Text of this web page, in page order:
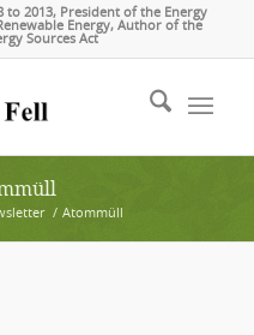
to 2013, President of the Energy
Energy, Author of the
Sources Act
/ Atommüll